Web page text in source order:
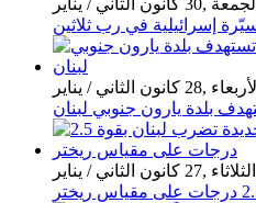
إسرائيلية في رب ثلاثين
بلدة يارون جنوبي لبنان